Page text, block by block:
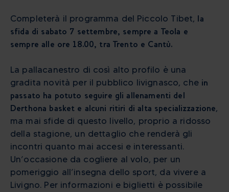
Completerà il programma del Piccolo Tibet, la
sfida di sabato 7 settembre, sempre a Teola e
sempre alle ore 18.00, tra Trento e Cantù.
La pallacanestro di così alto profilo è una
gradita novità per il pubblico livignasco, che in
passato ha potuto seguire gli allenamenti del
Derthona basket e alcuni ritiri di alta specializzazione,
ma mai sfide di questo livello, proprio a ridosso
della stagione, un dettaglio che renderà gli
incontri quanto mai accesi e interessanti.
Un’occasione da cogliere al volo, per un
pomeriggio all’insegna dello sport, da vivere a
Livigno. Per informazioni e biglietti è possibile